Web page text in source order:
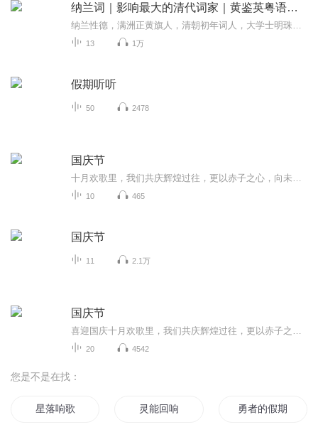
纳兰词｜影响最大的清代词家｜黄鉴英粤语吟诵
13 1万
假期听听
50 2478
国庆节
10 465
国庆节
11 2.1万
国庆节
20 4542
您是不是在找：
星落响歌 灵能回响 勇者的假期